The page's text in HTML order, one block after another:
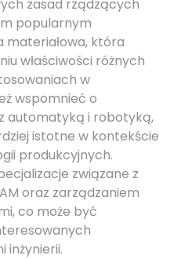
zasad rządzących
popularnym
materiałowa, która
właściwości różnych
w
wspomnieć o
automatyką i robotyką,
istotne w kontekście
produkcyjnych.
związane z
oraz zarządzaniem
co może być